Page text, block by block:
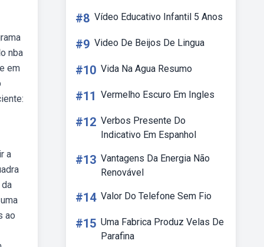
nba
em
a
ao
#8 Vídeo Educativo Infantil 5 Anos
#9 Video De Beijos De Lingua
#10 Vida Na Agua Resumo
#11 Vermelho Escuro Em Ingles
#12 Verbos Presente Do
Indicativo Em Espanhol
#13 Vantagens Da Energia Não
Renovável
#14 Valor Do Telefone Sem Fio
#15 Uma Fabrica Produz Velas De
Parafina